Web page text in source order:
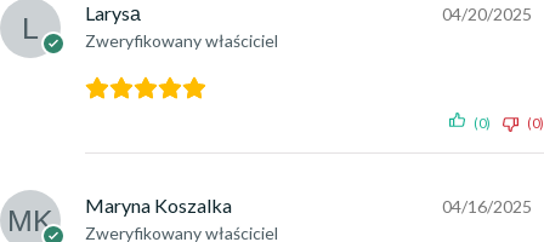
Larysа
Zweryfikowany właściciel
04/20/2025
(0) (0)
Maryna Koszalka
Zweryfikowany właściciel
04/16/2025